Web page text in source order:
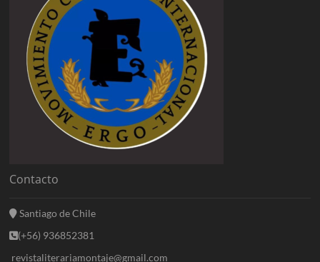
Contacto
Santiago de Chile
(+56) 936852381
revistaliterariamontaje@gmail.com